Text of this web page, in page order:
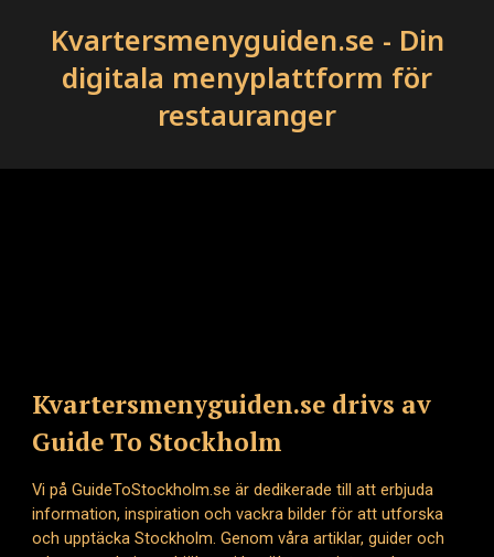
Kvartersmenyguiden.se - Din
digitala menyplattform för
restauranger
Kvartersmenyguiden.se drivs av
Guide To Stockholm
Vi på GuideToStockholm.se är dedikerade till att erbjuda
information, inspiration och vackra bilder för att utforska
och upptäcka Stockholm. Genom våra artiklar, guider och